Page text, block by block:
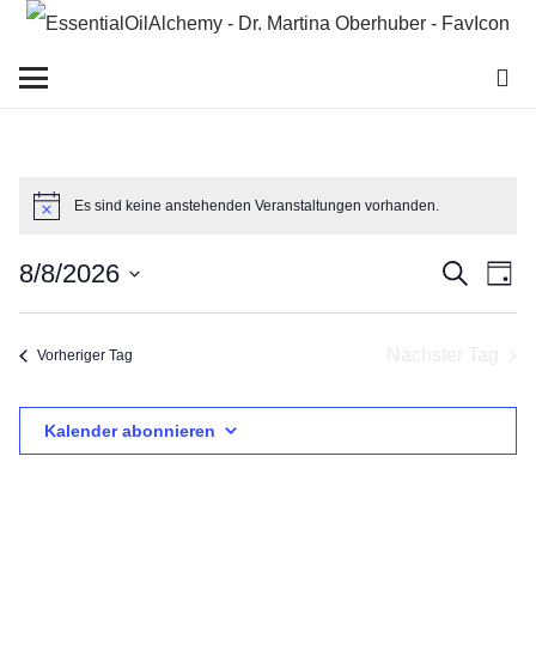
HinweisEs sind keine anstehenden Veranstaltungen vorhanden.
Suche
Tag
8/8/2026
Datum
Vorheriger Tag
Kalender abonnieren